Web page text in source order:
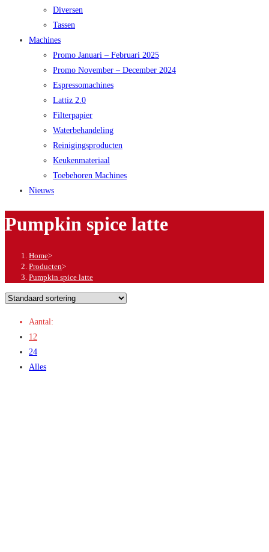
Diversen
Tassen
Machines
Promo Januari – Februari 2025
Promo November – December 2024
Espressomachines
Lattiz 2.0
Filterpapier
Waterbehandeling
Reinigingsproducten
Keukenmateriaal
Toebehoren Machines
Nieuws
Pumpkin spice latte
Home>
Producten>
Pumpkin spice latte
Aantal:
12
24
Alles